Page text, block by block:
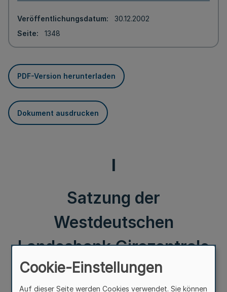
Veröffentlichungsdatum
30.12.2002
Seite
1348
PDF-Version herunterladen
Dokument ausdrucken
I
Satzung der
Westdeutschen
Landesbank Girozentrale
Düsseldorf/Münster
Cookie-Einstellungen
Auf dieser Seite werden Cookies verwendet. Sie können